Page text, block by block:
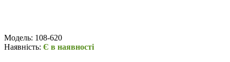
Модель: 108-620
Наявність: Є в наявності